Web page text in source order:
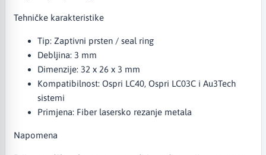
Tehničke karakteristike
Tip: Zaptivni prsten / seal ring
Debljina: 3 mm
Dimenzije: 32 x 26 x 3 mm
Kompatibilnost: Ospri LC40, Ospri LC03C i Au3Tech
sistemi
Primjena: Fiber lasersko rezanje metala
Napomena